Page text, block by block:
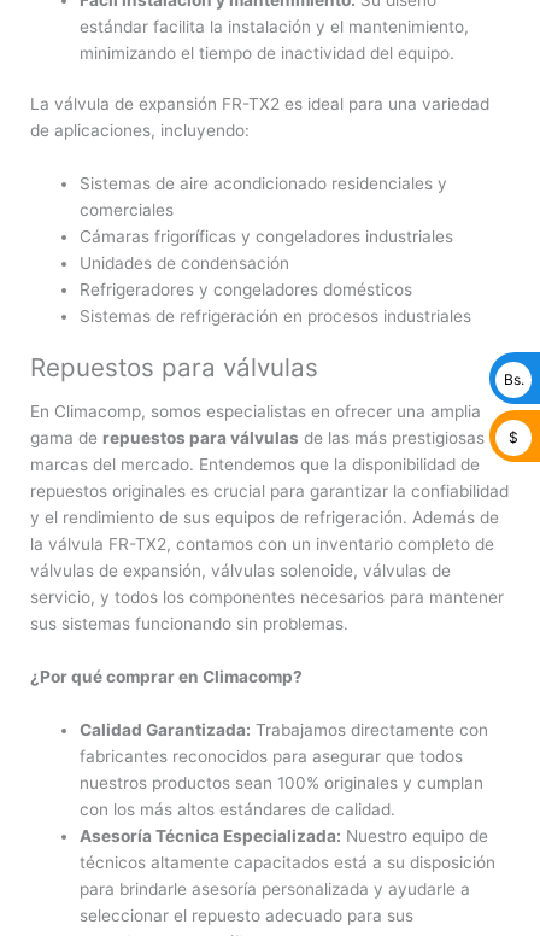
estándar facilita la instalación y el mantenimiento,
minimizando el tiempo de inactividad del equipo.
La válvula de expansión FR-TX2 es ideal para una variedad
de aplicaciones, incluyendo:
Sistemas de aire acondicionado residenciales y
comerciales
Cámaras frigoríficas y congeladores industriales
Unidades de condensación
Refrigeradores y congeladores domésticos
Sistemas de refrigeración en procesos industriales
Repuestos para válvulas
En Climacomp, somos especialistas en ofrecer una amplia
gama de repuestos para válvulas de las más prestigiosas
marcas del mercado. Entendemos que la disponibilidad de
repuestos originales es crucial para garantizar la confiabilidad
y el rendimiento de sus equipos de refrigeración. Además de
la válvula FR-TX2, contamos con un inventario completo de
válvulas de expansión, válvulas solenoide, válvulas de
servicio, y todos los componentes necesarios para mantener
sus sistemas funcionando sin problemas.
¿Por qué comprar en Climacomp?
Calidad Garantizada: Trabajamos directamente con
fabricantes reconocidos para asegurar que todos
nuestros productos sean 100% originales y cumplan
con los más altos estándares de calidad.
Asesoría Técnica Especializada: Nuestro equipo de
técnicos altamente capacitados está a su disposición
para brindarle asesoría personalizada y ayudarle a
seleccionar el repuesto adecuado para sus
Bs.
$